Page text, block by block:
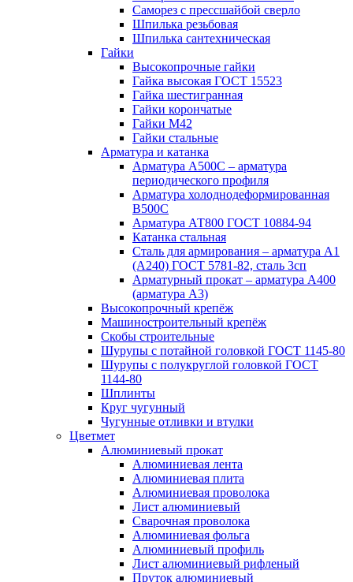
Саморез с прессшайбой сверло
Шпилька резьбовая
Шпилька сантехническая
Гайки
Высокопрочные гайки
Гайка высокая ГОСТ 15523
Гайка шестигранная
Гайки корончатые
Гайки М42
Гайки стальные
Арматура и катанка
Арматура А500С – арматура
периодического профиля
Арматура холоднодеформированная
В500С
Арматура АТ800 ГОСТ 10884-94
Катанка стальная
Сталь для армирования – арматура А1
(А240) ГОСТ 5781-82, сталь 3сп
Арматурный прокат – арматура А400
(арматура А3)
Высокопрочный крепёж
Машиностроительный крепёж
Скобы строительные
Шурупы с потайной головкой ГОСТ 1145-80
Шурупы с полукруглой головкой ГОСТ
1144-80
Шплинты
Круг чугунный
Чугунные отливки и втулки
Цветмет
Алюминиевый прокат
Алюминиевая лента
Алюминиевая плита
Алюминиевая проволока
Лист алюминиевый
Сварочная проволока
Алюминиевая фольга
Алюминиевый профиль
Лист алюминиевый рифленый
Пруток алюминиевый